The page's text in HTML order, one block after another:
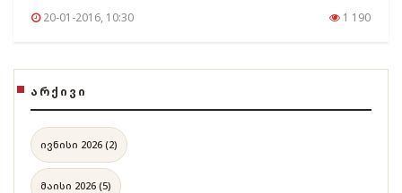
20-01-2016, 10:30 1 190
ᲐᲠᲥᲘᲕᲘ
ივნისი 2026 (2)
მაისი 2026 (5)